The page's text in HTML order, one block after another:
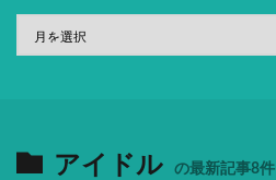
アイドル の最新記事8件